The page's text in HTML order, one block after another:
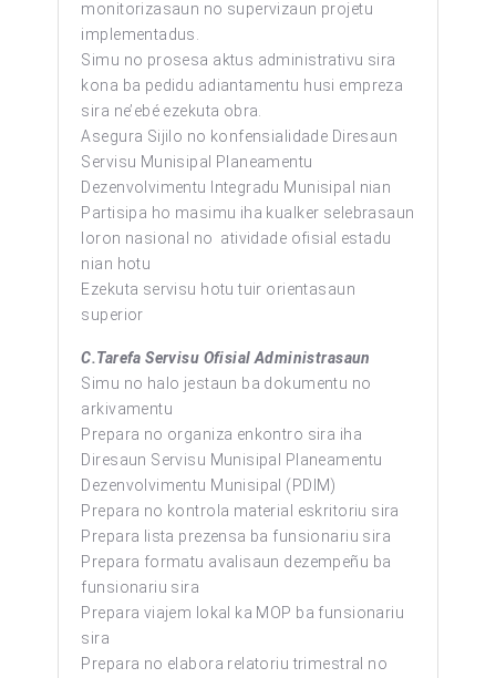
monitorizasaun no supervizaun projetu
implementadus.
Simu no prosesa aktus administrativu sira
kona ba pedidu adiantamentu husi empreza
sira ne’ebé ezekuta obra.
Asegura Sijilo no konfensialidade Diresaun
Servisu Munisipal Planeamentu
Dezenvolvimentu Integradu Munisipal nian
Partisipa ho masimu iha kualker selebrasaun
loron nasional no atividade ofisial estadu
nian hotu
Ezekuta servisu hotu tuir orientasaun
superior
C.Tarefa Servisu Ofisial Administrasaun
Simu no halo jestaun ba dokumentu no
arkivamentu
Prepara no organiza enkontro sira iha
Diresaun Servisu Munisipal Planeamentu
Dezenvolvimentu Munisipal (PDIM)
Prepara no kontrola material eskritoriu sira
Prepara lista prezensa ba funsionariu sira
Prepara formatu avalisaun dezempeñu ba
funsionariu sira
Prepara viajem lokal ka MOP ba funsionariu
sira
Prepara no elabora relatoriu trimestral no